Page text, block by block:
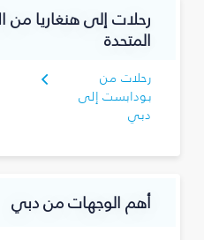
رحلات إلى هنغاريا من
المتحدة
رحلات من
بودابست إلى
دبي
أهم الوجهات من دبي